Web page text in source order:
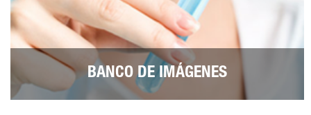
BANCO DE IMÁGENES